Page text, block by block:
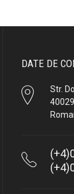
DATE DE
Str.